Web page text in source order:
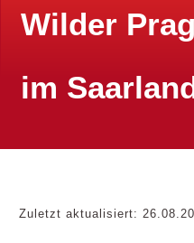
Wilder
im
Zuletzt aktualisiert: